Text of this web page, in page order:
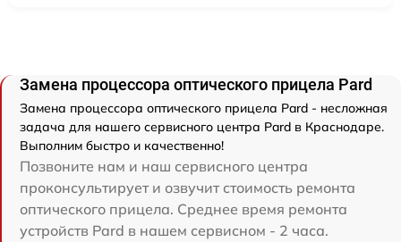
Замена процессора оптического прицела Pard
Замена процессора оптического прицела Pard - несложная
задача для нашего сервисного центра Pard в Краснодаре.
Выполним быстро и качественно!
Позвоните нам и наш сервисного центра
проконсультирует и озвучит стоимость ремонта
оптического прицела. Среднее время ремонта
устройств Pard в нашем сервисном - 2 часа.